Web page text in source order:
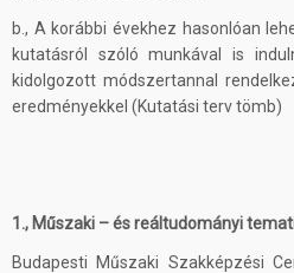
b., A korábbi évekhez hasonlóan
kutatásról szóló munkával is
kidolgozott módszertannal
eredményekkel (Kutatási terv tömb)
1., Műszaki – és reáltudományi
Budapesti Műszaki Szakképzési